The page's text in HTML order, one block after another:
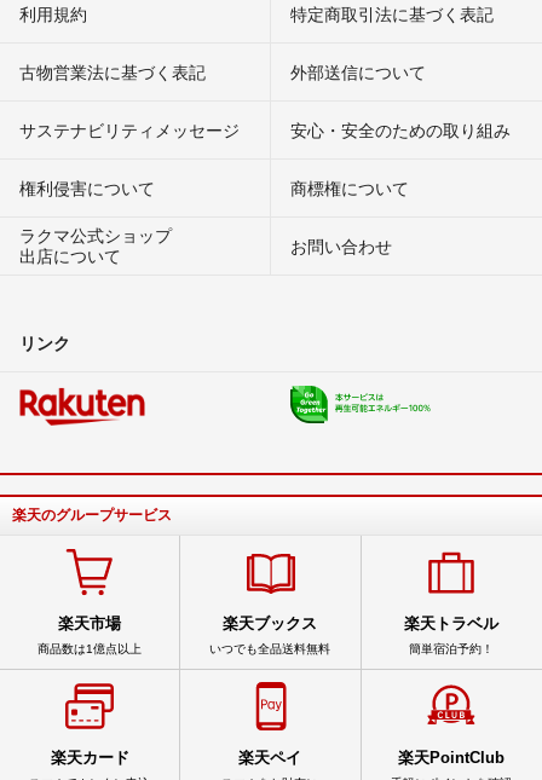
利用規約 特定商取引法に基づく表記
古物営業法に基づく表記 外部送信について
サステナビリティメッセージ 安心・安全のための取り組み
権利侵害について
商標権について
ラクマ公式ショップ
出店について
お問い合わせ
リンク
楽天のグループサービス
楽天市場
商品数は1億点以上
楽天ブックス
いつでも全品送料無料
楽天トラベル
簡単宿泊予約！
楽天カード 楽天ペイ 楽天PointClub